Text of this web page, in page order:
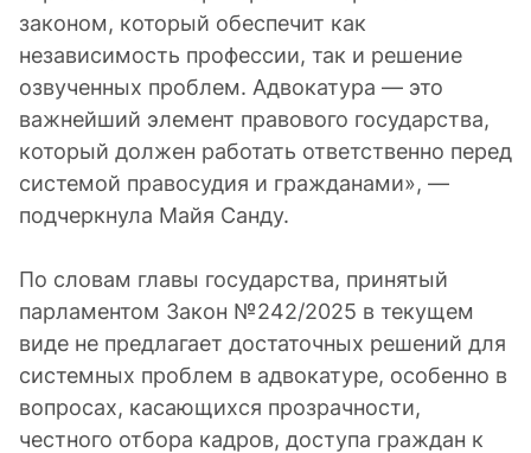
законом, который обеспечит как
независимость профессии, так и решение
озвученных проблем. Адвокатура — это
важнейший элемент правового государства,
который должен работать ответственно перед
системой правосудия и гражданами», —
подчеркнула Майя Санду.
По словам главы государства, принятый
парламентом Закон №242/2025 в текущем
виде не предлагает достаточных решений для
системных проблем в адвокатуре, особенно в
вопросах, касающихся прозрачности,
честного отбора кадров, доступа граждан к